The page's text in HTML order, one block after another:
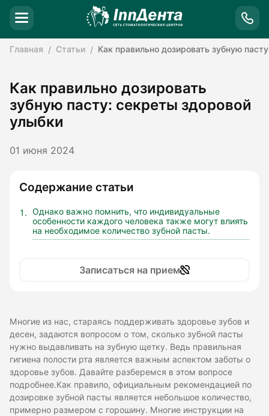
Главная Статьи Как правильно дозировать зубную
Как правильно дозировать
зубную пасту: секреты здоровой
улыбки
01 июня 2024
Содержание статьи
Однако важно помнить, что индивидуальные
особенности каждого человека также могут влиять
на необходимое количество зубной пасты.
Записаться на прием
Многие из нас, стараясь поддерживать здоровье зубов и
десен, задаются вопросом о том, сколько зубной пасты
нужно выдавливать на зубную щетку. Ведь правильная
гигиена полости рта является важным аспектом заботы о
здоровье зубов. Давайте разберемся в этом вопросе
подробнее.Как правило, официальным рекомендацией по
дозировке зубной пасты является небольшое количество,
примерно размером с горошину. Многие инструкции на